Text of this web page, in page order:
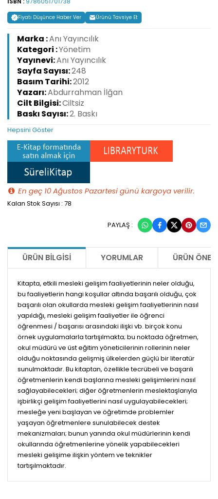
Fiyatı Düşünce Haber Ver Ürünü Tavsiye Et
Marka :Anı Yayıncılık
Kategori :Yönetim
Yayınevi:Anı Yayıncılık
Sayfa Sayısı:248
Basım Tarihi:2012
Yazarı:Abdurrahman İlğan
Cilt Bilgisi:Ciltsiz
Baskı Sayısı:2. Baskı
Hepsini Göster
En geç 10 Ağustos Pazartesi günü kargoya verilir.
Kalan Stok Sayısı : 78
PAYLAŞ :
ÜRÜN BILGISI YORUMLAR ÜRÜN
Kitapta, etkili mesleki gelişim faaliyetlerinin neler olduğu,
bu faaliyetlerin hangi koşullar altında başarılı olduğu, çok
başarılı olan okullarda mesleki gelişim faaliyetlerinin nasıl
yapıldığı, mesleki gelişim faaliyetler ile öğrenci
öğrenmesi / başarısı arasındaki ilişki vb. birçok konu
örnek uygulamalarla tartışılmakta; bu noktada öğretmen,
okul müdürü ve üst eğitim yöneticilerinin rollerinin neler
olduğu noktasında gelişmiş ülkelerden güçlü bir literatür
sunulmaktadır. Bu kitaptan, özellikle tecrübeli ve başarılı
öğretmenlerin kendi başlarına mesleki gelişimlerini nasıl
sağlayabilecekleri; diğer öğretmenlerin meslektaşlarıyla
işbirlikçi gelişim faaliyetlerini nasıl uygulayabilecekleri;
mesleğe yeni başlayan ve öğretimde problemler
yaşayan öğretmenlere sunulabilecek destek
mekanizmaları; bunun yanında okul müdürlerinin kendi
okullarında öğretmenlerine yönelik yapabilecekleri
mesleki gelişime ilişkin yöntem ve teknikler
tartışılmaktadır.